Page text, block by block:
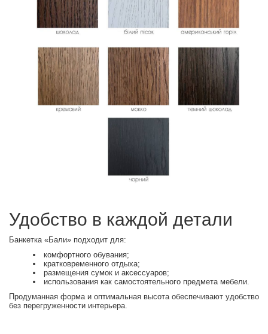
Удобство в каждой детали
Банкетка «Бали» подходит для:
комфортного обувания;
кратковременного отдыха;
размещения сумок и аксессуаров;
использования как самостоятельного предмета мебели.
Продуманная форма и оптимальная высота обеспечивают удобство
без перегруженности интерьера.